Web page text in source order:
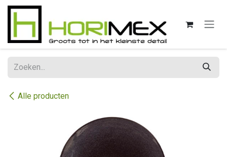
Overslaan naar inhoud
Alle producten